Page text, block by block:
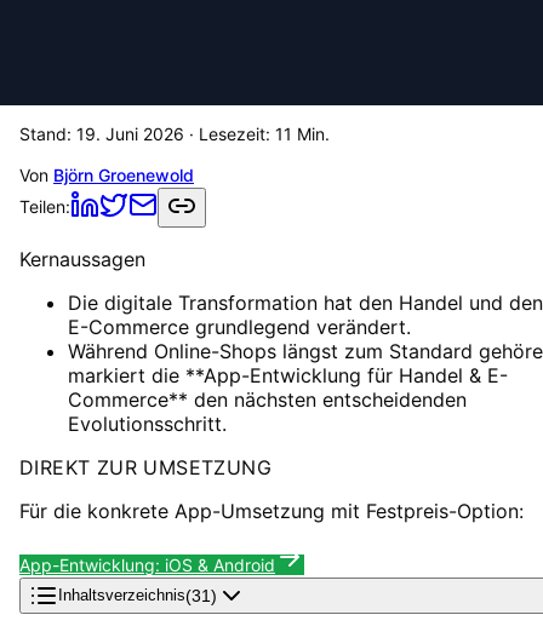
Stand: 19. Juni 2026 · Lesezeit: 11 Min.
Von Björn Groenewold
Teilen:
Kernaussagen
Die digitale Transformation hat den Handel und den
E-Commerce grundlegend verändert.
Während Online-Shops längst zum Standard
markiert die **App-Entwicklung für Handel & E-
Commerce** den nächsten entscheidenden
Evolutionsschritt.
DIREKT ZUR UMSETZUNG
Für die konkrete App-Umsetzung mit Festpreis-Option:
App-Entwicklung: iOS & Android
Inhaltsverzeichnis(31)